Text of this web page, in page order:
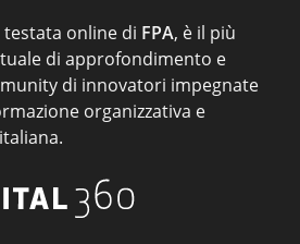
testata online di FPA, è il più
di approfondimento e
di innovatori impegnate
organizzativa e